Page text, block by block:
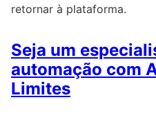
retornar à plataforma.
Seja um
automação com
Limites